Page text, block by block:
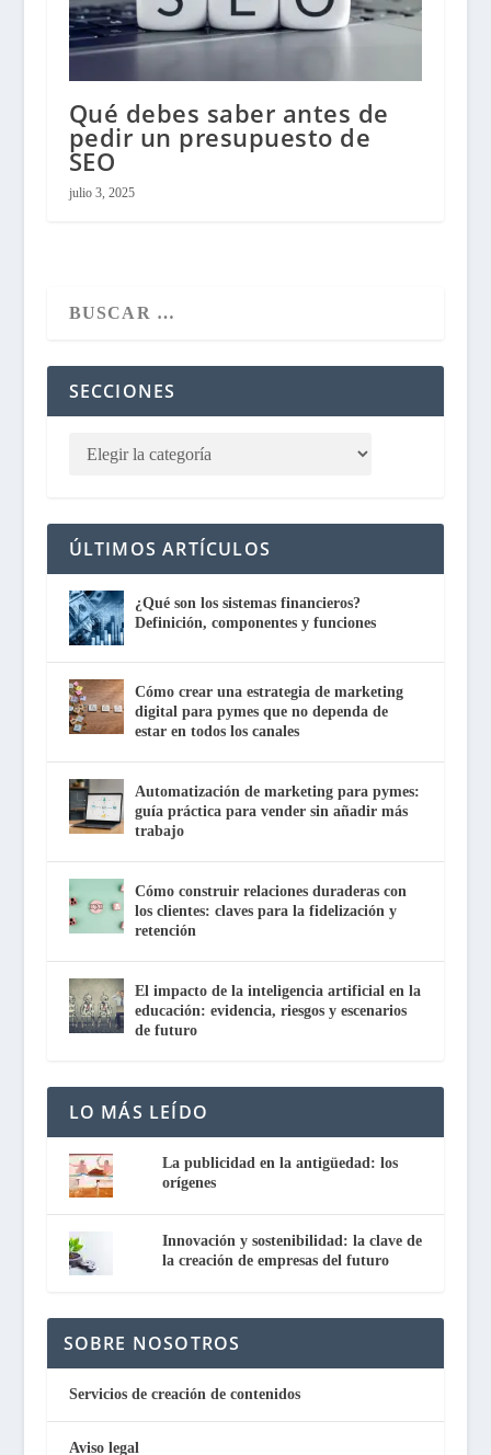
Qué debes saber antes de
pedir un presupuesto de
SEO
julio 3, 2025
SECCIONES
ÚLTIMOS ARTÍCULOS
¿Qué son los sistemas financieros?
Definición, componentes y funciones
Cómo crear una estrategia de marketing
digital para pymes que no dependa de
estar en todos los canales
Automatización de marketing para pymes:
guía práctica para vender sin añadir más
trabajo
Cómo construir relaciones duraderas con
los clientes: claves para la fidelización y
retención
El impacto de la inteligencia artificial en la
educación: evidencia, riesgos y escenarios
de futuro
LO MÁS LEÍDO
La publicidad en la antigüedad: los
orígenes
Innovación y sostenibilidad: la clave de
la creación de empresas del futuro
SOBRE NOSOTROS
Servicios de creación de contenidos
Aviso legal